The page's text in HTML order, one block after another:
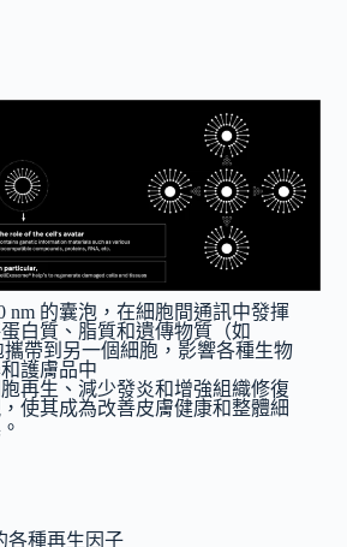
nm 的囊泡，在細胞間通訊中發揮
白質、脂質和遺傳物質（如
帶到另一個細胞，影響各種生物
護膚品中
再生、減少發炎和增強組織修復
使其成為改善皮膚健康和整體細
各種再生因子